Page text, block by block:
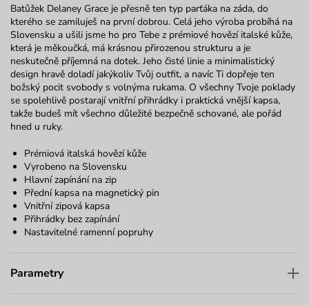
Batůžek Delaney Grace je přesně ten typ parťáka na záda, do
kterého se zamiluješ na první dobrou. Celá jeho výroba probíhá na
Slovensku a ušili jsme ho pro Tebe z prémiové hovězí italské kůže,
která je měkoučká, má krásnou přirozenou strukturu a je
neskutečně příjemná na dotek. Jeho čisté linie a minimalistický
design hravě doladí jakýkoliv Tvůj outfit, a navíc Ti dopřeje ten
božský pocit svobody s volnýma rukama. O všechny Tvoje poklady
se spolehlivě postarají vnitřní přihrádky i praktická vnější kapsa,
takže budeš mít všechno důležité bezpečně schované, ale pořád
hned u ruky.
Prémiová italská hovězí kůže
Vyrobeno na Slovensku
Hlavní zapínání na zip
Přední kapsa na magnetický pin
Vnitřní zipová kapsa
Přihrádky bez zapínání
Nastavitelné ramenní popruhy
Parametry